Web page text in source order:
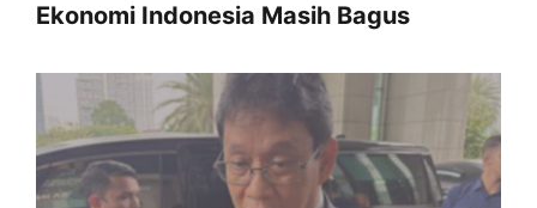
Ekonomi Indonesia Masih Bagus